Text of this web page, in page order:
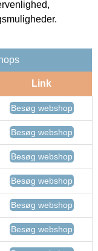
Link
Besøg webshop
Besøg webshop
Besøg webshop
Besøg webshop
Besøg webshop
Besøg webshop